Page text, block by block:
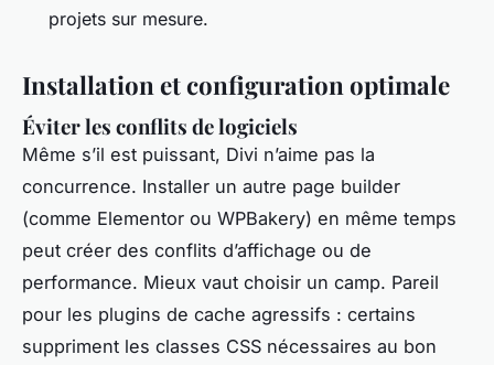
projets sur mesure.
Installation et configuration optimale
Éviter les conflits de logiciels
Même s’il est puissant, Divi n’aime pas la
concurrence. Installer un autre page builder
(comme Elementor ou WPBakery) en même temps
peut créer des conflits d’affichage ou de
performance. Mieux vaut choisir un camp. Pareil
pour les plugins de cache agressifs : certains
suppriment les classes CSS nécessaires au bon